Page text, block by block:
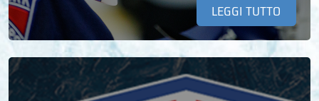
LEGGI TUTTO